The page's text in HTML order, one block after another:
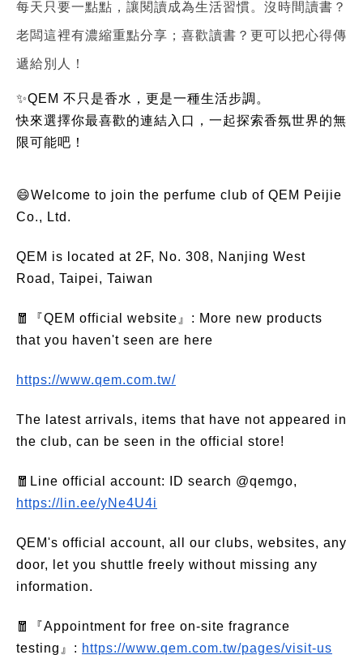
每天只要一點點，讓閱讀成為生活習慣。沒時間讀書？
老闆這裡有濃縮重點分享；喜歡讀書？更可以把心得傳
遞給別人！
✨QEM 不只是香水，更是一種生活步調。
快來選擇你最喜歡的連結入口，一起探索香氛世界的無
限可能吧！
😄Welcome to join the perfume club of QEM Peijie
Co., Ltd.
QEM is located at 2F, No. 308, Nanjing West
Road, Taipei, Taiwan
🧧『QEM official website』: More new products
that you haven't seen are here
https://www.qem.com.tw/
The latest arrivals, items that have not appeared in
the club, can be seen in the official store!
🧧Line official account: ID search @qemgo,
https://lin.ee/yNe4U4i
QEM's official account, all our clubs, websites, any
door, let you shuttle freely without missing any
information.
🧧『Appointment for free on-site fragrance
testing』: https://www.qem.com.tw/pages/visit-us